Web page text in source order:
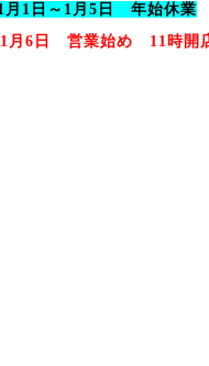
月1日～1月5日 年始休業
1月6日 営業始め 11時開
承くだ